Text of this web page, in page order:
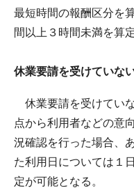
最短時間の報酬区分を
間以上３時間未満を算
休業要請を受けていな
休業要請を受けてい
点から利用者などの意
況確認を行った場合、
た利用日については１
定が可能となる。